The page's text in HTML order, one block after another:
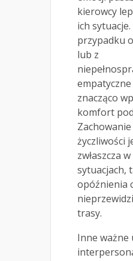
kierowcy
ich
przypadku
lub z
znacząco
komfort
życzliwości
zwłaszcza
sytuacjach,
opóźnienia
trasy.
Inne ważne